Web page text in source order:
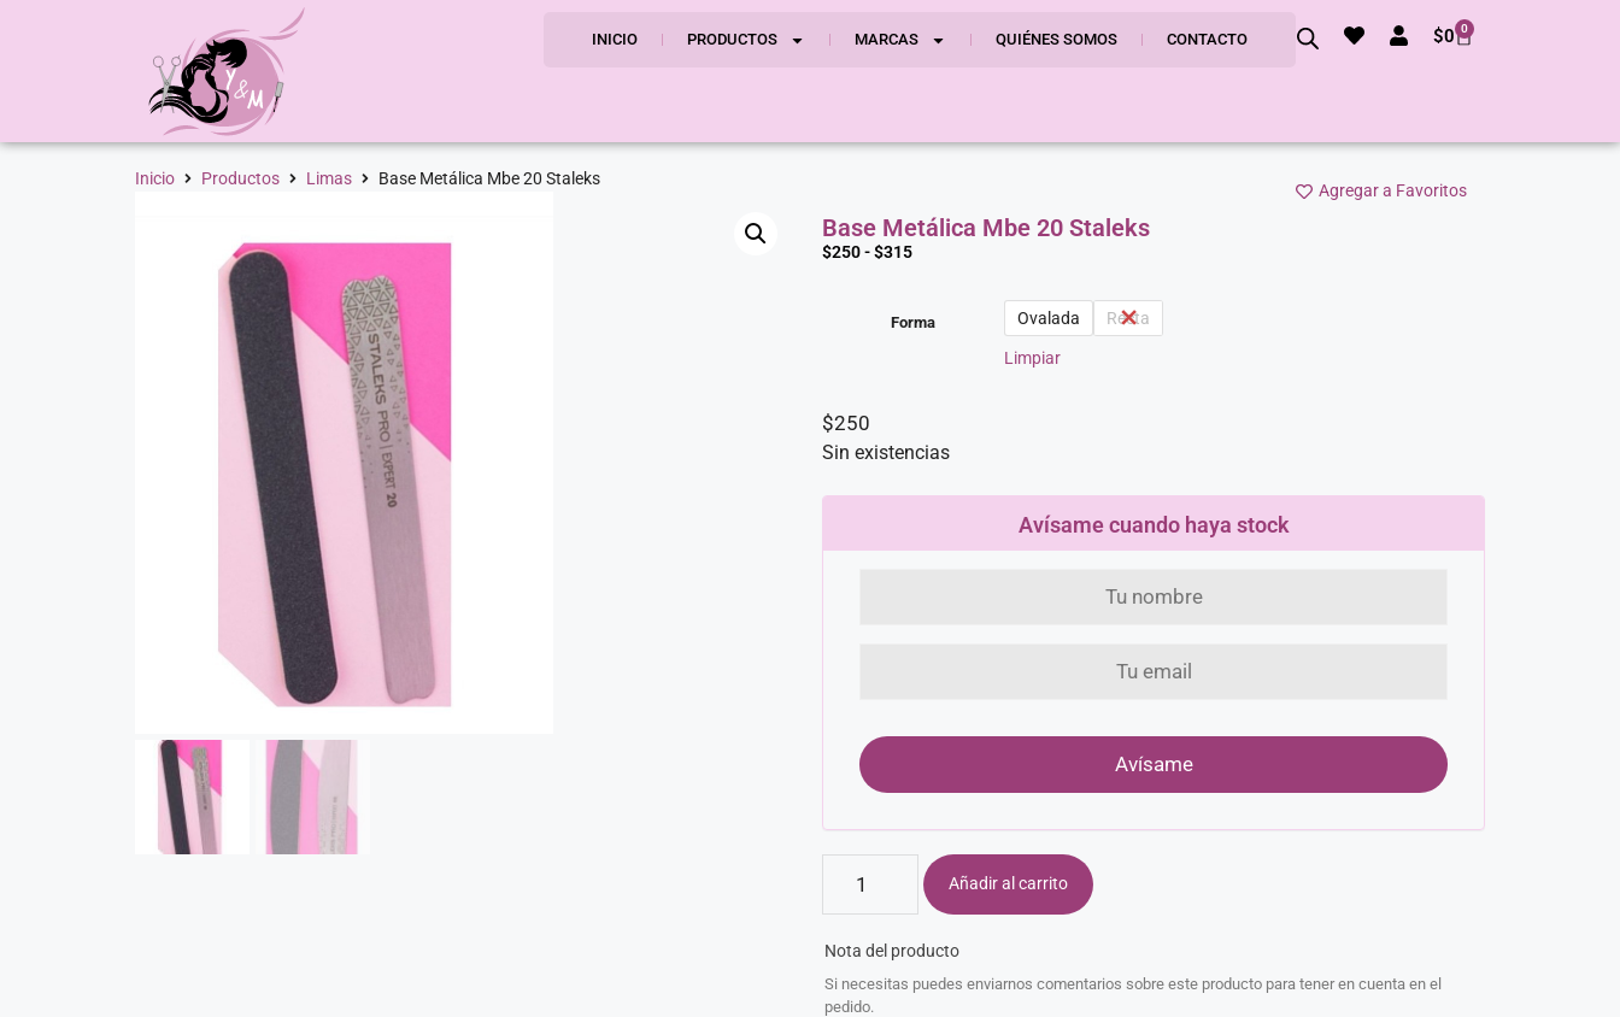
INICIO PRODUCTOS MARCAS QUIÉNES SOMOS CONTACTO $0 0
Inicio Productos Limas Base Metálica Mbe 20 Staleks
Agregar a Favoritos
Base Metálica Mbe 20 Staleks
$250-$315
Forma Ovalada Recta
Limpiar
$250
Sin existencias
Avísame cuando haya stock
Añadir al carrito
Nota del producto
Si necesitas puedes enviarnos comentarios sobre este producto para tener en cuenta en el
pedido.